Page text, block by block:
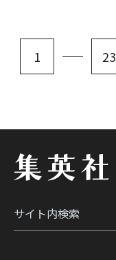
1 23